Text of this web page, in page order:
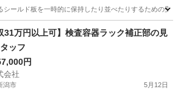
シールド板を一時的に保持したり並べたりするための
31万円以上可】検査容器ラック補正部の見
ッフ
円
会社
潟市 5月12日